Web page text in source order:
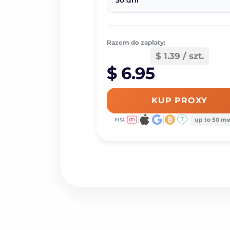
Razem do zapłaty:
$ 1.39 / szt.
$ 6.95
KUP PROXY
up to 50